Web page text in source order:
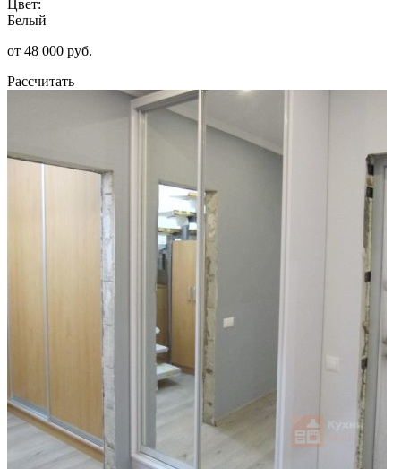
Цвет:
Белый
от 48 000 руб.
Рассчитать